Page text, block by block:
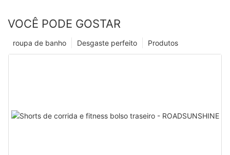
VOCÊ PODE GOSTAR
Produtos
Desgaste perfeito
roupa de banho